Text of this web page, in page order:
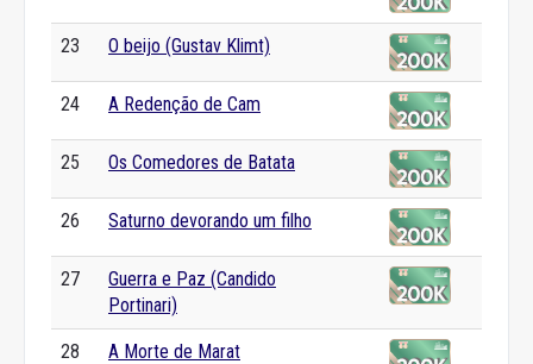
23 O beijo (Gustav Klimt)
24 A Redenção de Cam
25 Os Comedores de Batata
26 Saturno devorando um filho
27
Guerra e Paz (Candido
Portinari)
28 A Morte de Marat